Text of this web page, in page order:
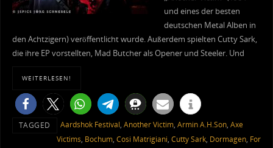
und eines der besten
deutschen Metal Alben in
den Achtzigern) veröffentlicht wurde. Außerdem spielten Cutty Sark,
die ihre EP vorstellten, Mad Butcher als Opener und Steeler. Und
WEITERLESEN!
TAGGED Aardshok Festival, Another Victim, Armin A.H.Son, Axe
Victims, Bochum, Cosi Matrigiani, Cutty Sark, Dormagen, For